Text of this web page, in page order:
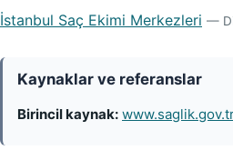
İstanbul Saç Ekimi Merkezleri —
Kaynaklar ve referanslar
Birincil kaynak: